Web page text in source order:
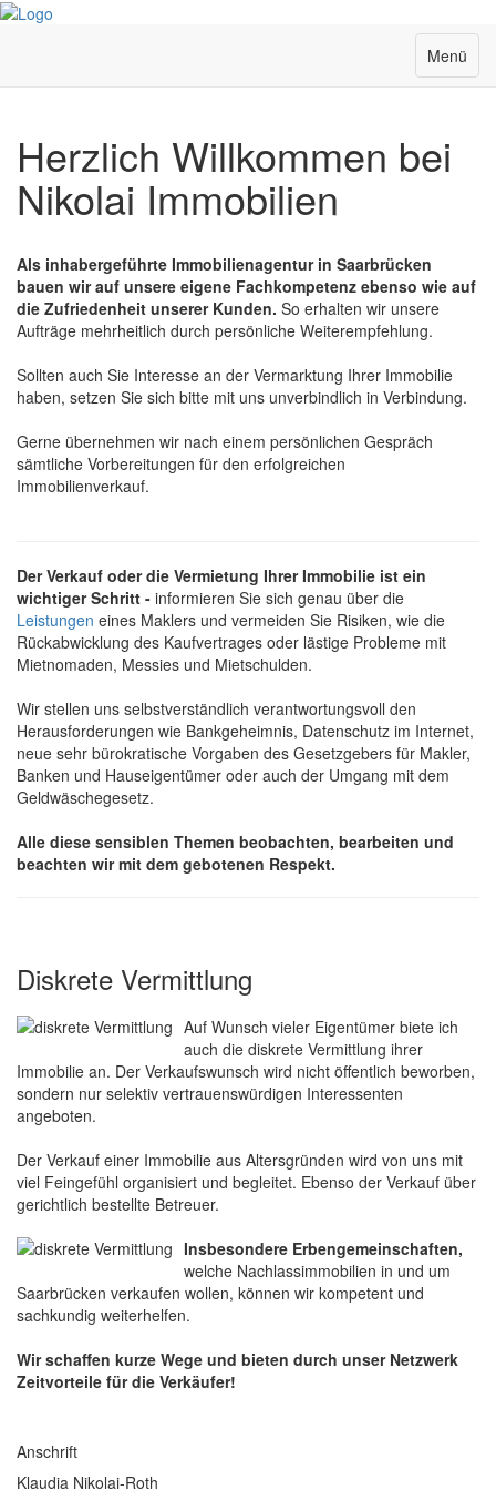
Menü
Herzlich Willkommen bei
Nikolai Immobilien
Als inhabergeführte Immobilienagentur in Saarbrücken
bauen wir auf unsere eigene Fachkompetenz ebenso wie auf
die Zufriedenheit unserer Kunden. So erhalten wir unsere
Aufträge mehrheitlich durch persönliche Weiterempfehlung.
Sollten auch Sie Interesse an der Vermarktung Ihrer Immobilie
haben, setzen Sie sich bitte mit uns unverbindlich in Verbindung.
Gerne übernehmen wir nach einem persönlichen Gespräch
sämtliche Vorbereitungen für den erfolgreichen
Immobilienverkauf.
Der Verkauf oder die Vermietung Ihrer Immobilie ist ein
wichtiger Schritt - informieren Sie sich genau über die
Leistungen eines Maklers und vermeiden Sie Risiken, wie die
Rückabwicklung des Kaufvertrages oder lästige Probleme mit
Mietnomaden, Messies und Mietschulden.
Wir stellen uns selbstverständlich verantwortungsvoll den
Herausforderungen wie Bankgeheimnis, Datenschutz im Internet,
neue sehr bürokratische Vorgaben des Gesetzgebers für Makler,
Banken und Hauseigentümer oder auch der Umgang mit dem
Geldwäschegesetz.
Alle diese sensiblen Themen beobachten, bearbeiten und
beachten wir mit dem gebotenen Respekt.
Diskrete Vermittlung
Auf Wunsch vieler Eigentümer biete ich
auch die diskrete Vermittlung ihrer
Immobilie an. Der Verkaufswunsch wird nicht öffentlich beworben,
sondern nur selektiv vertrauenswürdigen Interessenten
angeboten.
Der Verkauf einer Immobilie aus Altersgründen wird von uns mit
viel Feingefühl organisiert und begleitet. Ebenso der Verkauf über
gerichtlich bestellte Betreuer.
Insbesondere Erbengemeinschaften,
welche Nachlassimmobilien in und um
Saarbrücken verkaufen wollen, können wir kompetent und
sachkundig weiterhelfen.
Wir schaffen kurze Wege und bieten durch unser Netzwerk
Zeitvorteile für die Verkäufer!
Anschrift
Klaudia Nikolai-Roth